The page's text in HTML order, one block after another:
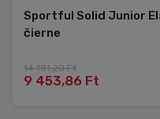
Sportful Solid Junior
čierne
14 181,20 Ft
9 453,86 Ft